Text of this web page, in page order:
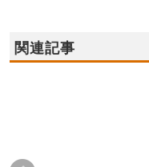
関連記事